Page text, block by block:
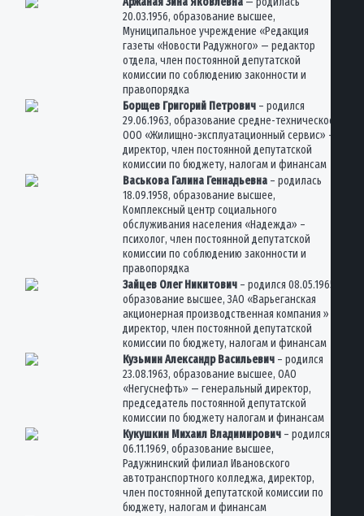
20.03.1956, образование высшее,
Муниципальное учреждение «Редакция
газеты «Новости Радужного» — редактор
отдела, член постоянной депутатской
комиссии по соблюдению законности и
правопорядка
Борщев Григорий Петрович – родился
29.06.1963, образование средне-техническое,
ООО «Жилищно-эксплуатационный сервис» –
директор, член постоянной депутатской
комиссии по бюджету, налогам и финансам
Васькова Галина Геннадьевна – родилась
18.09.1958, образование высшее,
Комплексный центр социального
обслуживания населения «Надежда» –
психолог, член постоянной депутатской
комиссии по соблюдению законности и
правопорядка
Зайцев Олег Никитович – родился 08.05.1965,
образование высшее, ЗАО «Варьеганская
акционерная производственная компания » –
директор, член постоянной депутатской
комиссии по бюджету, налогам и финансам
Кузьмин Александр Васильевич – родился
23.08.1963, образование высшее, ОАО
«Негуснефть» — генеральный директор,
председатель постоянной депутатской
комиссии по бюджету налогам и финансам
Кукушкин Михаил Владимирович – родился
06.11.1969, образование высшее,
Радужнинский филиал Ивановского
автотранспортного колледжа, директор,
член постоянной депутатской комиссии по
бюджету, налогам и финансам